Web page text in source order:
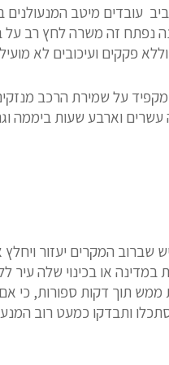
עובדים מיטב
נפתח זה משרה לחץ רב על
פקקים ועיכובים לא
מקפיד על שמירת הרכב
עשרים וארבע שעות ביממה
שברוב המקרים יעזור
או בכינוי שלה עיר
תוך דקות ספורות, כי
ותבדקו כמעט רוב